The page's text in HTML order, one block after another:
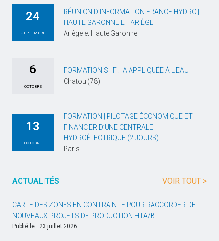
24
SEPTEMBRE
RÉUNION D’INFORMATION FRANCE HYDRO |
HAUTE GARONNE ET ARIÈGE
Ariège et Haute Garonne
6
OCTOBRE
FORMATION SHF : IA APPLIQUÉE À L’EAU
Chatou (78)
13
OCTOBRE
FORMATION | PILOTAGE ÉCONOMIQUE ET
FINANCIER D’UNE CENTRALE
HYDROÉLECTRIQUE (2 JOURS)
Paris
ACTUALITÉS VOIR TOUT >
CARTE DES ZONES EN CONTRAINTE POUR RACCORDER DE
NOUVEAUX PROJETS DE PRODUCTION HTA/BT
Publié le : 23 juillet 2026